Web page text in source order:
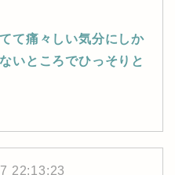
て痛々しい気分にしか
いところでひっそりと
22:13:23